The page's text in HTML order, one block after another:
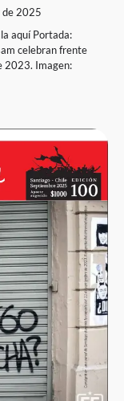
de 2025
aquí Portada:
celebran frente
2023. Imagen: